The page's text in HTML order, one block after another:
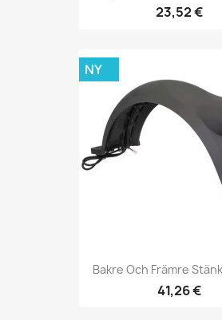
23,52 €
Bakre Och Främre
41,26 €
NY